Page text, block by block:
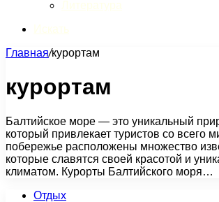
Главная/курортам
курортам
Балтийское море — это уникальный
который привлекает туристов со всего
побережье расположены множество
которые славятся своей красотой и
климатом. Курорты Балтийского моря…
Отдых